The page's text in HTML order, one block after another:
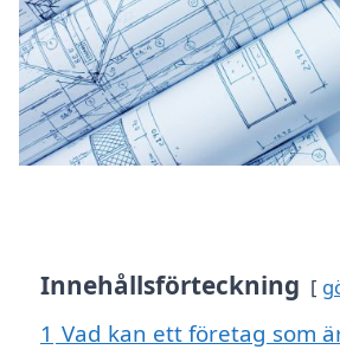
Innehållsförteckning
1 Vad kan ett företag som